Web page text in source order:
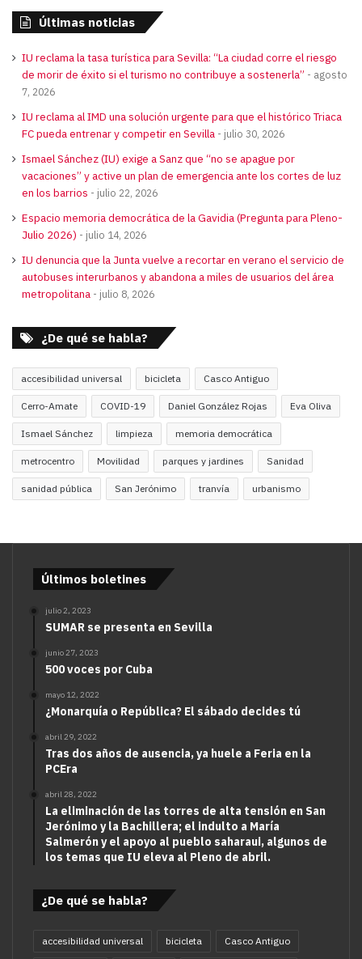
Últimas noticias
IU reclama la tasa turística para Sevilla: “La ciudad corre el riesgo
de morir de éxito si el turismo no contribuye a sostenerla”
agosto
7, 2026
IU reclama al IMD una solución urgente para que el histórico Triaca
FC pueda entrenar y competir en Sevilla
julio 30, 2026
Ismael Sánchez (IU) exige a Sanz que “no se apague por
vacaciones” y active un plan de emergencia ante los cortes de luz
en los barrios
julio 22, 2026
Espacio memoria democrática de la Gavidia (Pregunta para Pleno-
Julio 2026)
julio 14, 2026
IU denuncia que la Junta vuelve a recortar en verano el servicio de
autobuses interurbanos y abandona a miles de usuarios del área
metropolitana
julio 8, 2026
¿De qué se habla?
accesibilidad universal bicicleta Casco Antiguo
Cerro-Amate COVID-19 Daniel González Rojas Eva Oliva
Ismael Sánchez limpieza memoria democrática
metrocentro Movilidad parques y jardines Sanidad
sanidad pública San Jerónimo tranvía urbanismo
Últimos boletines
julio 2, 2023
SUMAR se presenta en Sevilla
junio 27, 2023
500 voces por Cuba
mayo 12, 2022
¿Monarquía o República? El sábado decides tú
abril 29, 2022
Tras dos años de ausencia, ya huele a Feria en la
PCEra
abril 28, 2022
La eliminación de las torres de alta tensión en San
Jerónimo y la Bachillera; el indulto a María
Salmerón y el apoyo al pueblo saharaui, algunos de
los temas que IU eleva al Pleno de abril.
¿De qué se habla?
accesibilidad universal bicicleta Casco Antiguo